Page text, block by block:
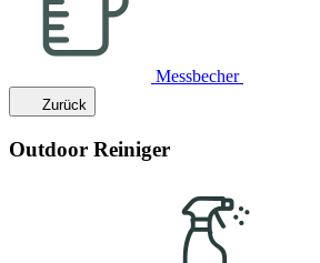
Messbecher
Zurück
Outdoor Reiniger